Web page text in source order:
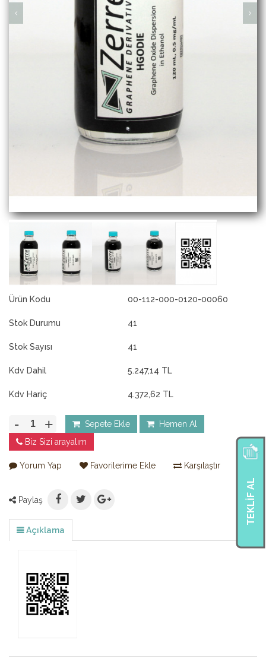
TEKLIF AL
Ürün Kodu 00-112-000-0120-00060
Stok Durumu 41
Stok Sayısı 41
Kdv Dahil 5.247,14 TL
Kdv Hariç 4.372,62 TL
- + Sepete Ekle
Hemen Al
Biz Sizi arayalım
Yorum Yap Favorilerime Ekle Karşılaştır
Paylaş
Açıklama